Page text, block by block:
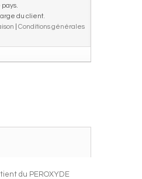
du client.
Conditions générales
du PEROXYDE